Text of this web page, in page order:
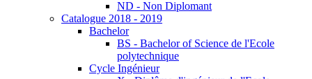
ND - Non Diplomant
Catalogue 2018 - 2019
Bachelor
BS - Bachelor of Science de l'Ecole
polytechnique
Cycle Ingénieur